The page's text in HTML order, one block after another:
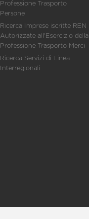
Professione Trasporto
Persone
Ricerca Imprese iscritte REN
Autorizzate all'Esercizio della
Professione Trasporto Merci
Ricerca Servizi di Linea
Interregionali